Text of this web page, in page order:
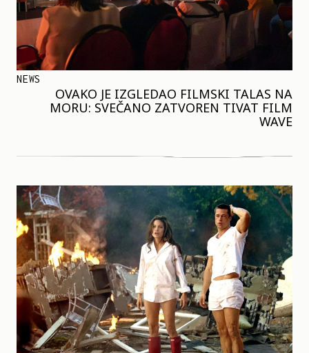
NEWS
OVAKO JE IZGLEDAO FILMSKI TALAS NA
MORU: SVEČANO ZATVOREN TIVAT FILM
WAVE